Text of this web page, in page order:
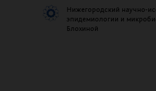
Нижегородский научно-
эпидемиологии и
Блохиной